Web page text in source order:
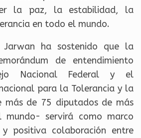
la paz, la estabilidad, la
en todo el mundo.
Jarwan ha sostenido que la
de entendimiento
Nacional Federal y el
para la Tolerancia y la
más de 75 diputados de más
mundo- servirá como marco
positiva colaboración entre